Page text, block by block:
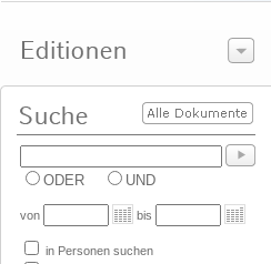
ODER UND
von bis
in Personen suchen